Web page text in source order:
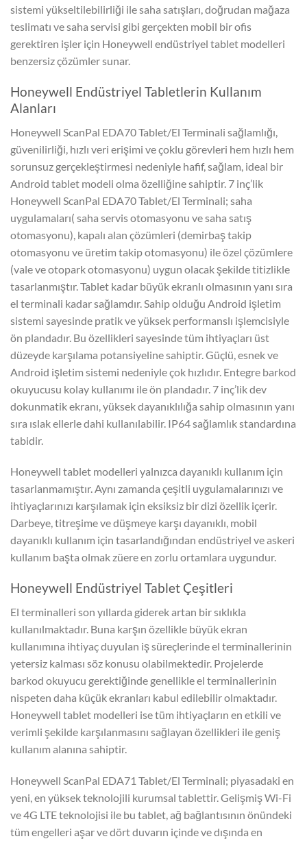
sistemi yükseltilebilirliği ile saha satışları, doğrudan mağaza
teslimatı ve saha servisi gibi gerçekten mobil bir ofis
gerektiren işler için Honeywell endüstriyel tablet modelleri
benzersiz çözümler sunar.
Honeywell Endüstriyel Tabletlerin Kullanım
Alanları
Honeywell ScanPal EDA70 Tablet/El Terminali sağlamlığı,
güvenilirliği, hızlı veri erişimi ve çoklu görevleri hem hızlı hem
sorunsuz gerçekleştirmesi nedeniyle hafif, sağlam, ideal bir
Android tablet modeli olma özelliğine sahiptir. 7 inç’lik
Honeywell ScanPal EDA70 Tablet/El Terminali; saha
uygulamaları( saha servis otomasyonu ve saha satış
otomasyonu), kapalı alan çözümleri (demirbaş takip
otomasyonu ve üretim takip otomasyonu) ile özel çözümlere
(vale ve otopark otomasyonu) uygun olacak şekilde titizlikle
tasarlanmıştır. Tablet kadar büyük ekranlı olmasının yanı sıra
el terminali kadar sağlamdır. Sahip olduğu Android işletim
sistemi sayesinde pratik ve yüksek performanslı işlemcisiyle
ön plandadır. Bu özellikleri sayesinde tüm ihtiyaçları üst
düzeyde karşılama potansiyeline sahiptir. Güçlü, esnek ve
Android işletim sistemi nedeniyle çok hızlıdır. Entegre barkod
okuyucusu kolay kullanımı ile ön plandadır. 7 inç’lik dev
dokunmatik ekranı, yüksek dayanıklılığa sahip olmasının yanı
sıra ıslak ellerle dahi kullanılabilir. IP64 sağlamlık standardına
tabidir.
Honeywell tablet modelleri yalnızca dayanıklı kullanım için
tasarlanmamıştır. Aynı zamanda çeşitli uygulamalarınızı ve
ihtiyaçlarınızı karşılamak için eksiksiz bir dizi özellik içerir.
Darbeye, titreşime ve düşmeye karşı dayanıklı, mobil
dayanıklı kullanım için tasarlandığından endüstriyel ve askeri
kullanım başta olmak züere en zorlu ortamlara uygundur.
Honeywell Endüstriyel Tablet Çeşitleri
El terminalleri son yıllarda giderek artan bir sıklıkla
kullanılmaktadır. Buna karşın özellikle büyük ekran
kullanımına ihtiyaç duyulan iş süreçlerinde el terminallerinin
yetersiz kalması söz konusu olabilmektedir. Projelerde
barkod okuyucu gerektiğinde genellikle el terminallerinin
nispeten daha küçük ekranları kabul edilebilir olmaktadır.
Honeywell tablet modelleri ise tüm ihtiyaçların en etkili ve
verimli şekilde karşılanmasını sağlayan özellikleri ile geniş
kullanım alanına sahiptir.
Honeywell ScanPal EDA71 Tablet/El Terminali; piyasadaki en
yeni, en yüksek teknolojili kurumsal tablettir. Gelişmiş Wi-Fi
ve 4G LTE teknolojisi ile bu tablet, ağ bağlantısının önündeki
tüm engelleri aşar ve dört duvarın içinde ve dışında en